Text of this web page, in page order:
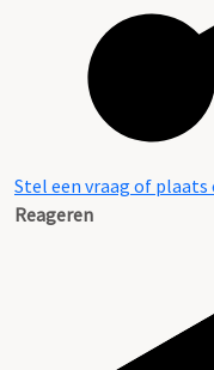
Stel een vraag of
Reageren